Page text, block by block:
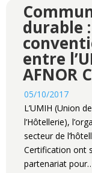
durable
entre
AFNOR
05/10/2017
L’UMIH (Union
l’Hôtellerie),
secteur de
Certification ont
partenariat